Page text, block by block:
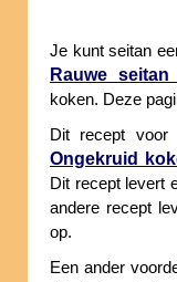
Je kunt seitan
Rauwe seitan
koken. Deze
Dit recept voor
Ongekruid
Dit recept levert
andere recept
op.
Een ander